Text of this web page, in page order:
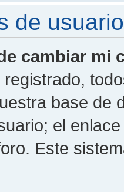
de
cambiar mi
base de
el
Este